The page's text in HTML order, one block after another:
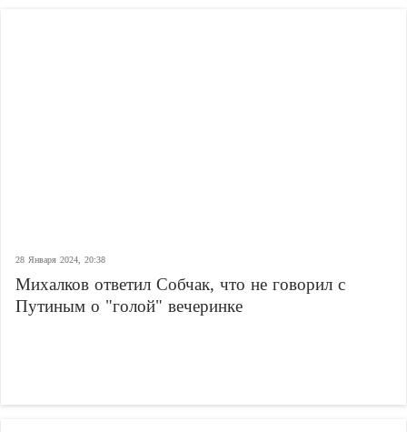
28 Января 2024, 20:38
Михалков ответил Собчак, что не говорил с
Путиным о "голой" вечеринке